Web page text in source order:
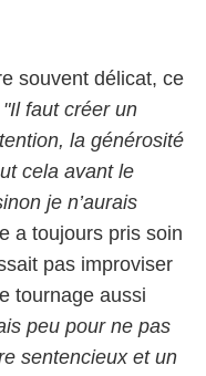
souvent délicat, ce
"Il faut créer un
la générosité
cela avant le
je n’aurais
a toujours pris soin
pas improviser
tournage aussi
peu pour ne pas
sentencieux et un